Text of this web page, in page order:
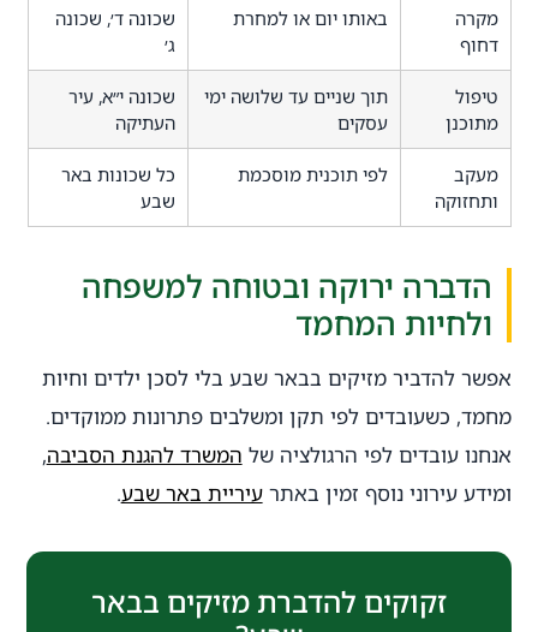
מקרה
דחוף
באותו יום או למחרת
שכונה ד׳, שכונה
ג׳
טיפול
מתוכנן
תוך שניים עד שלושה ימי
עסקים
שכונה י״א, עיר
העתיקה
מעקב
ותחזוקה
לפי תוכנית מוסכמת
כל שכונות באר
שבע
הדברה ירוקה ובטוחה למשפחה
ולחיות המחמד
אפשר להדביר מזיקים בבאר שבע בלי לסכן ילדים וחיות
מחמד, כשעובדים לפי תקן ומשלבים פתרונות ממוקדים.
אנחנו עובדים לפי הרגולציה של המשרד להגנת הסביבה,
ומידע עירוני נוסף זמין באתרעיריית באר שבע.
זקוקים להדברת מזיקים בבאר